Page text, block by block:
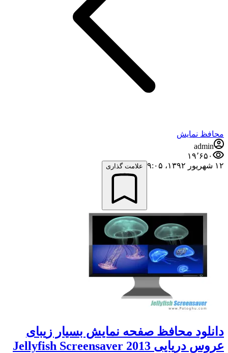
محافظ نمایش
admin
۱۹٬۶۵۰
۱۲ شهریور ۱۳۹۲،‏ ۹:۰۵
علامت گذاری
دانلود محافظ صفحه نمایش بسیار زیبای
عروس دریایی Jellyfish Screensaver 2013